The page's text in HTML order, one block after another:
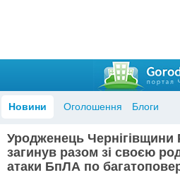
Новини Оголошення Блоги
Уродженець Чернігівщини
загинув разом зі своєю
атаки БпЛА по